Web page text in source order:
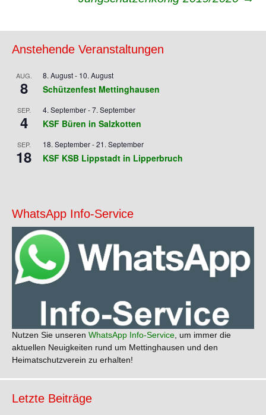
Anstehende Veranstaltungen
AUG.
8
8. August- 10. August
Schützenfest Mettinghausen
SEP.
4
4. September-7. September
KSF Büren in Salzkotten
SEP.
18
18. September-21. September
KSF KSB Lippstadt in Lipperbruch
WhatsApp Info-Service
Nutzen Sie unseren WhatsApp Info-Service , um immer die
aktuellen Neuigkeiten rund um Mettinghausen und den
Heimatschutzverein zu erhalten!
Letzte Beiträge